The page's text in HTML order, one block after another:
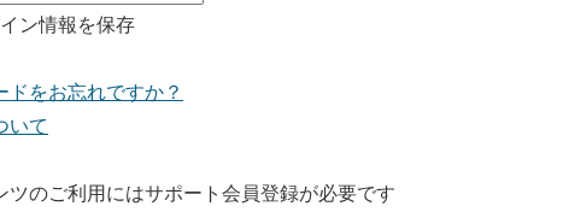
ン情報を保存
ドをお忘れですか？
いて
ツのご利用にはサポート会員登録が必要です